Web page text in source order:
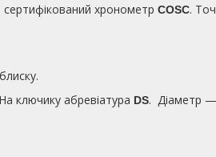
сертифікований хронометр COSC.
ключику абревіатура DS. Діаметр —